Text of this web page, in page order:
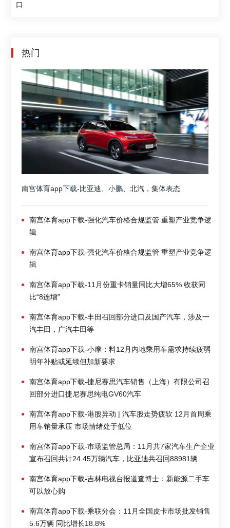
口
热门
南宫体育app下载-比亚迪、小鹏、北汽，集体表态
南宫体育app下载-强化汽车价格合规监管 重塑产业竞争逻
辑
南宫体育app下载-强化汽车价格合规监管 重塑产业竞争逻
辑
南宫体育app下载-11月份重卡销量同比大增65% 收获同
比“8连增”
南宫体育app下载-丰田召回部分进口及国产汽车，涉及一
汽丰田，广汽丰田等
南宫体育app下载-小摩：料12月内地乘用车需求持续疲弱
明年补贴或延续但加新要求
南宫体育app下载-捷尼赛思汽车销售（上海）有限公司召
回部分进口捷尼赛思纯电GV60汽车
南宫体育app下载-港股异动 | 汽车股走势疲软 12月首周乘
用车销量承压 市场情绪处于低位
南宫体育app下载-市场监管总局：11月共7家汽车生产企业
宣布召回共计24.45万辆汽车，比亚迪共召回88981辆
南宫体育app下载-吉林电视台报道查博士：新能源二手车
可以放心购
南宫体育app下载-乘联分会：11月全国皮卡市场批发销售
5.6万辆 同比增长18.8%